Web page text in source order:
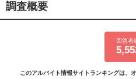
調査概要
回答者
このアルバイト情報サイトランキングは、